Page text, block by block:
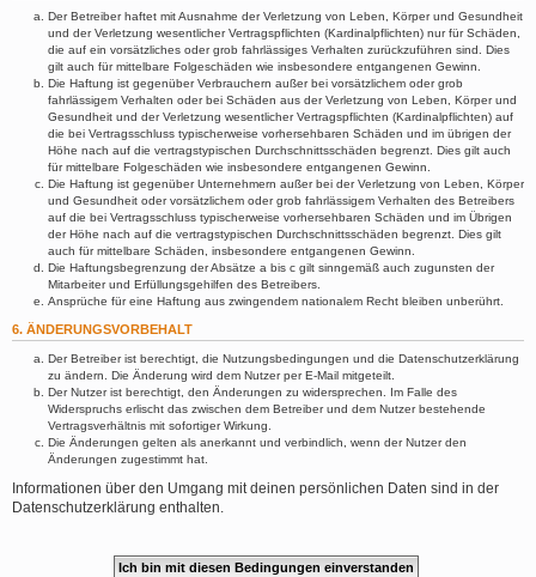
Der Betreiber haftet mit Ausnahme der Verletzung von Leben, Körper und Gesundheit
und der Verletzung wesentlicher Vertragspflichten (Kardinalpflichten) nur für Schäden,
die auf ein vorsätzliches oder grob fahrlässiges Verhalten zurückzuführen sind. Dies
gilt auch für mittelbare Folgeschäden wie insbesondere entgangenen Gewinn.
Die Haftung ist gegenüber Verbrauchern außer bei vorsätzlichem oder grob
fahrlässigem Verhalten oder bei Schäden aus der Verletzung von Leben, Körper und
Gesundheit und der Verletzung wesentlicher Vertragspflichten (Kardinalpflichten) auf
die bei Vertragsschluss typischerweise vorhersehbaren Schäden und im übrigen der
Höhe nach auf die vertragstypischen Durchschnittsschäden begrenzt. Dies gilt auch
für mittelbare Folgeschäden wie insbesondere entgangenen Gewinn.
Die Haftung ist gegenüber Unternehmern außer bei der Verletzung von Leben, Körper
und Gesundheit oder vorsätzlichem oder grob fahrlässigem Verhalten des Betreibers
auf die bei Vertragsschluss typischerweise vorhersehbaren Schäden und im Übrigen
der Höhe nach auf die vertragstypischen Durchschnittsschäden begrenzt. Dies gilt
auch für mittelbare Schäden, insbesondere entgangenen Gewinn.
Die Haftungsbegrenzung der Absätze a bis c gilt sinngemäß auch zugunsten der
Mitarbeiter und Erfüllungsgehilfen des Betreibers.
Ansprüche für eine Haftung aus zwingendem nationalem Recht bleiben unberührt.
6. ÄNDERUNGSVORBEHALT
Der Betreiber ist berechtigt, die Nutzungsbedingungen und die Datenschutzerklärung
zu ändern. Die Änderung wird dem Nutzer per E-Mail mitgeteilt.
Der Nutzer ist berechtigt, den Änderungen zu widersprechen. Im Falle des
Widerspruchs erlischt das zwischen dem Betreiber und dem Nutzer bestehende
Vertragsverhältnis mit sofortiger Wirkung.
Die Änderungen gelten als anerkannt und verbindlich, wenn der Nutzer den
Änderungen zugestimmt hat.
Informationen über den Umgang mit deinen persönlichen Daten sind in der
Datenschutzerklärung enthalten.